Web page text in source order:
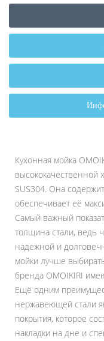
Кухонная мойка
SUS304. Она
обеспечивает её
Самый важный
толщина стали, ведь
надежной и
мойки лучше
бренда OMOIKIRI
Ещё одним
нержавеющей стали
покрытия, которое
накладки на дне и